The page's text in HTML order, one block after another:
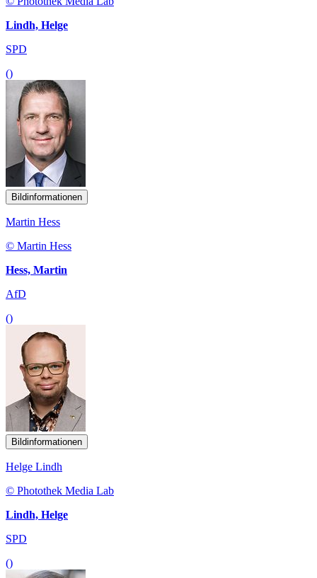
Lindh, Helge
SPD
()
Bildinformationen
Martin Hess
© Martin Hess
Hess, Martin
AfD
()
Bildinformationen
Helge Lindh
© Photothek Media Lab
Lindh, Helge
SPD
()